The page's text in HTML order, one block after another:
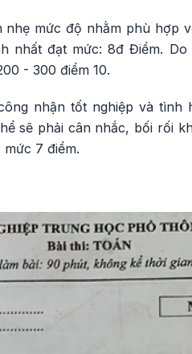
mức độ nhằm phù hợp
nhất đạt mức: 8đ Điểm.
- 300 điểm 10.
nhận tốt nghiệp và tình
sẽ phải cân nhắc, bối rối
7 điểm.